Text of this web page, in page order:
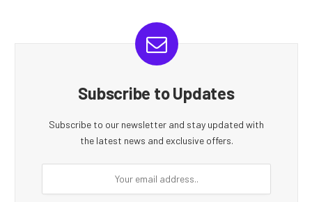
Subscribe to Updates
Subscribe to our newsletter and stay updated with
the latest news and exclusive offers.